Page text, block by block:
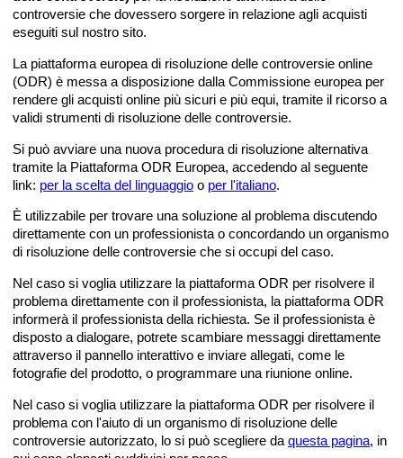
controversie che dovessero sorgere in relazione agli acquisti
eseguiti sul nostro sito.
La piattaforma europea di risoluzione delle controversie online
(ODR) è messa a disposizione dalla Commissione europea per
rendere gli acquisti online più sicuri e più equi, tramite il ricorso a
validi strumenti di risoluzione delle controversie.
Si può avviare una nuova procedura di risoluzione alternativa
tramite la Piattaforma ODR Europea, accedendo al seguente
link: per la scelta del linguaggio o per l'italiano.
È utilizzabile per trovare una soluzione al problema discutendo
direttamente con un professionista o concordando un organismo
di risoluzione delle controversie che si occupi del caso.
Nel caso si voglia utilizzare la piattaforma ODR per risolvere il
problema direttamente con il professionista, la piattaforma ODR
informerà il professionista della richiesta. Se il professionista è
disposto a dialogare, potrete scambiare messaggi direttamente
attraverso il pannello interattivo e inviare allegati, come le
fotografie del prodotto, o programmare una riunione online.
Nel caso si voglia utilizzare la piattaforma ODR per risolvere il
problema con l'aiuto di un organismo di risoluzione delle
controversie autorizzato, lo si può scegliere da questa pagina, in